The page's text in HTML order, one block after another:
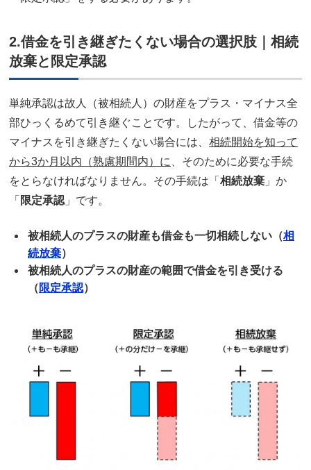
2.借金を引き継ぎたくない場合の選択肢｜相続
放棄と限定承認
単純承認は故人（被相続人）の財産をプラス・マイナス全
部ひっくるめて引き継ぐことです。したがって、借金等の
マイナスを引き継ぎたくない場合には、 相続開始を知って
から3か月以内（熟慮期間内）に
、そのために必要な手続
をとらなければなりません。その手続は「 相続放棄 」か
「 限定承認 」です。
被相続人のプラスの財産も借金も一切相続しない（相
続放棄）
被相続人のプラスの財産の範囲で借金を引き受ける
（限定承認）